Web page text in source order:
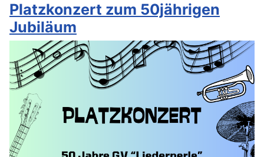
Platzkonzert zum 50jährigen
Jubiläum